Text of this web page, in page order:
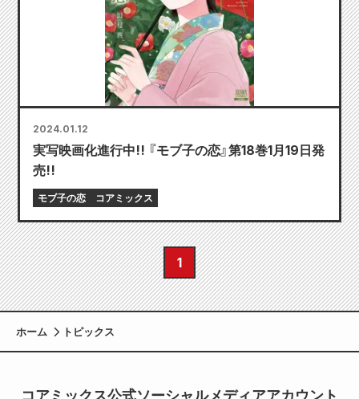
2024.01.12
実写映画化進行中!! 『モブ子の恋』第18巻1月19日発
売!!
モブ子の恋 コアミックス
1
ホーム トピックス